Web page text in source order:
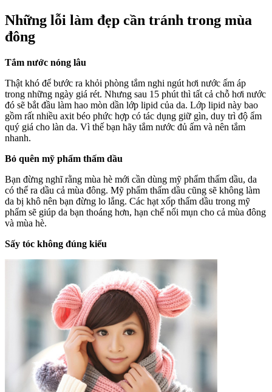
Những lỗi làm đẹp cần tránh trong mùa
đông
Tắm nước nóng lâu
Thật khó để bước ra khỏi phòng tắm nghi ngút hơi nước ấm áp
trong những ngày giá rét. Nhưng sau 15 phút thì tất cả chỗ hơi nước
đó sẽ bắt đầu làm hao mòn dần lớp lipid của da. Lớp lipid này bao
gồm rất nhiều axit béo phức hợp có tác dụng giữ gìn, duy trì độ ẩm
quý giá cho làn da. Vì thế bạn hãy tắm nước đủ ấm và nên tắm
nhanh.
Bỏ quên mỹ phẩm thấm dầu
Bạn đừng nghĩ rằng mùa hè mới cần dùng mỹ phẩm thấm dầu, da
có thể ra dầu cả mùa đông. Mỹ phẩm thấm dầu cũng sẽ không làm
da bị khô nên bạn đừng lo lắng. Các hạt xốp thấm dầu trong mỹ
phẩm sẽ giúp da bạn thoáng hơn, hạn chế nổi mụn cho cả mùa đông
và mùa hè.
Sấy tóc không đúng kiểu